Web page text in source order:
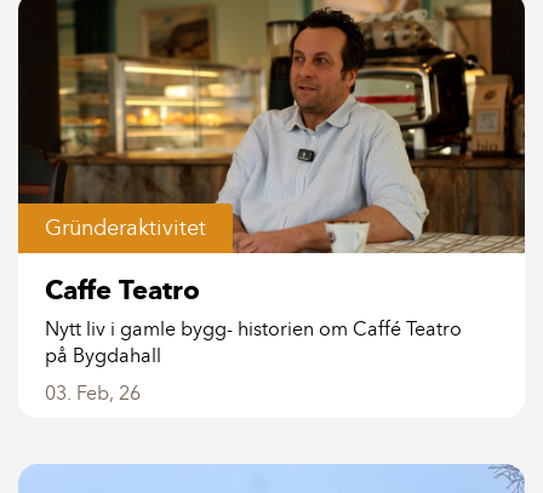
Gründeraktivitet
Caffe Teatro
Nytt liv i gamle bygg- historien om Caffé Teatro
på Bygdahall
03. Feb, 26